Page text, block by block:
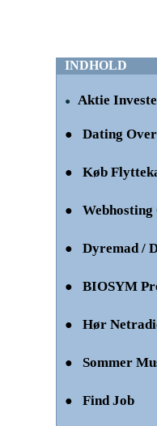
INDHOLD
● Aktie
● Dating
● Køb
●
● Dyremad /
● BIOSYM
● Hør
● Sommer
● Find Job